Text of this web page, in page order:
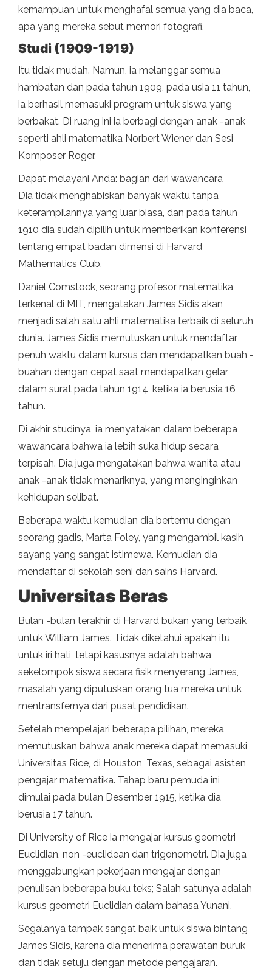
kemampuan untuk menghafal semua yang dia baca,
apa yang mereka sebut memori fotografi.
Studi (1909-1919)
Itu tidak mudah. Namun, ia melanggar semua
hambatan dan pada tahun 1909, pada usia 11 tahun,
ia berhasil memasuki program untuk siswa yang
berbakat. Di ruang ini ia berbagi dengan anak -anak
seperti ahli matematika Norbert Wiener dan Sesi
Komposer Roger.
Dapat melayani Anda: bagian dari wawancara
Dia tidak menghabiskan banyak waktu tanpa
keterampilannya yang luar biasa, dan pada tahun
1910 dia sudah dipilih untuk memberikan konferensi
tentang empat badan dimensi di Harvard
Mathematics Club.
Daniel Comstock, seorang profesor matematika
terkenal di MIT, mengatakan James Sidis akan
menjadi salah satu ahli matematika terbaik di seluruh
dunia. James Sidis memutuskan untuk mendaftar
penuh waktu dalam kursus dan mendapatkan buah -
buahan dengan cepat saat mendapatkan gelar
dalam surat pada tahun 1914, ketika ia berusia 16
tahun.
Di akhir studinya, ia menyatakan dalam beberapa
wawancara bahwa ia lebih suka hidup secara
terpisah. Dia juga mengatakan bahwa wanita atau
anak -anak tidak menariknya, yang menginginkan
kehidupan selibat.
Beberapa waktu kemudian dia bertemu dengan
seorang gadis, Marta Foley, yang mengambil kasih
sayang yang sangat istimewa. Kemudian dia
mendaftar di sekolah seni dan sains Harvard.
Universitas Beras
Bulan -bulan terakhir di Harvard bukan yang terbaik
untuk William James. Tidak diketahui apakah itu
untuk iri hati, tetapi kasusnya adalah bahwa
sekelompok siswa secara fisik menyerang James,
masalah yang diputuskan orang tua mereka untuk
mentransfernya dari pusat pendidikan.
Setelah mempelajari beberapa pilihan, mereka
memutuskan bahwa anak mereka dapat memasuki
Universitas Rice, di Houston, Texas, sebagai asisten
pengajar matematika. Tahap baru pemuda ini
dimulai pada bulan Desember 1915, ketika dia
berusia 17 tahun.
Di University of Rice ia mengajar kursus geometri
Euclidian, non -euclidean dan trigonometri. Dia juga
menggabungkan pekerjaan mengajar dengan
penulisan beberapa buku teks; Salah satunya adalah
kursus geometri Euclidian dalam bahasa Yunani.
Segalanya tampak sangat baik untuk siswa bintang
James Sidis, karena dia menerima perawatan buruk
dan tidak setuju dengan metode pengajaran.